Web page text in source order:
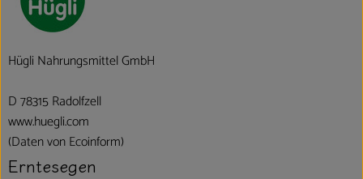
Hügli Nahrungsmittel GmbH
D 78315 Radolfzell
www.huegli.com
(Daten von Ecoinform)
Erntesegen